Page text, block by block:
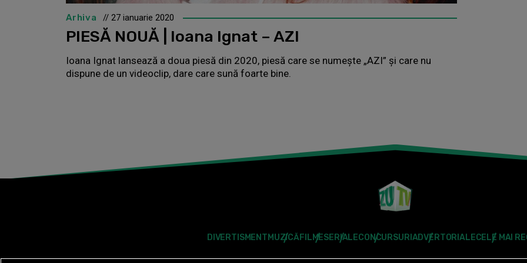
Arhiva // 27 ianuarie 2020
PIESĂ NOUĂ | Ioana Ignat – AZI
Ioana Ignat lansează a doua piesă din 2020, piesă care se numește „AZI” și care nu
dispune de un videoclip, dare care sună foarte bine.
DIVERTISMENT MUZICĂFILMESERIALECONCURSURI ADVERTORIALECELE MAI